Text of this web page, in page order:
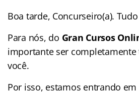
Boa tarde, Concurseiro(a).
Para nós, do Gran Cursos
importante ser
você.
Por isso, estamos entrando